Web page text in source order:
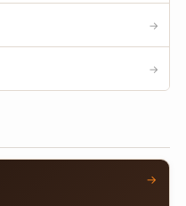
→
→
→